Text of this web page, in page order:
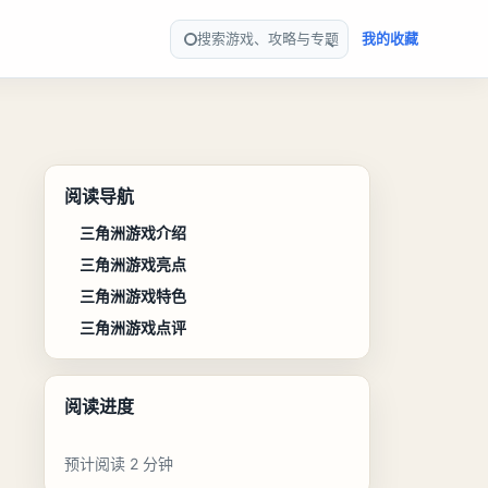
搜索游戏、攻略与专题 我的收藏
阅读导航
三角洲游戏介绍
三角洲游戏亮点
三角洲游戏特色
三角洲游戏点评
阅读进度
预计阅读 2 分钟